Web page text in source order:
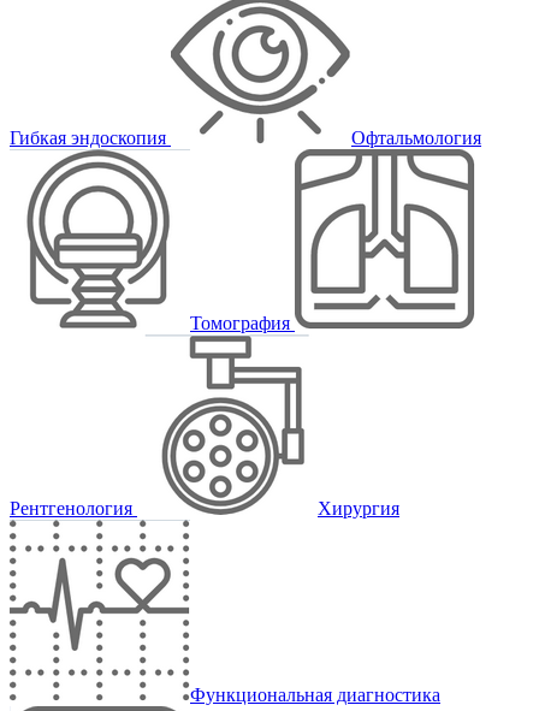
Гибкая эндоскопия Офтальмология
Томография
Рентгенология Хирургия
Функциональная диагностика